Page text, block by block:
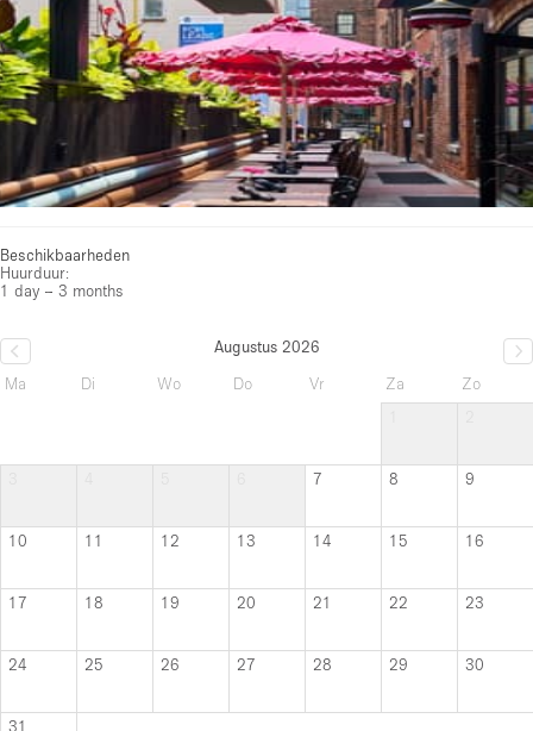
Beschikbaarheden
Huurduur:
1 day – 3 months
Augustus 2026
Ma
Di Wo Do Vr Za
Zo
7 8 9
10 11 12 13 14 15 16
17 18 19 20 21 22 23
24 25 26 27 28 29 30
31